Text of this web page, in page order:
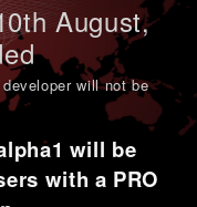
August,
will not be
will be
with a PRO